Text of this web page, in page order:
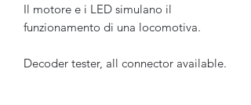
Il motore e i LED simulano il
funzionamento di una locomotiva.
Decoder tester, all connector available.